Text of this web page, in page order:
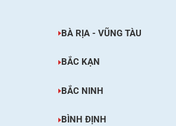
BÀ RỊA - VŨNG TÀU
BẮC KẠN
BẮC NINH
BÌNH ĐỊNH